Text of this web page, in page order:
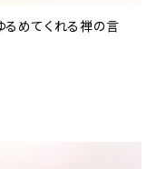
めてくれる禅の言